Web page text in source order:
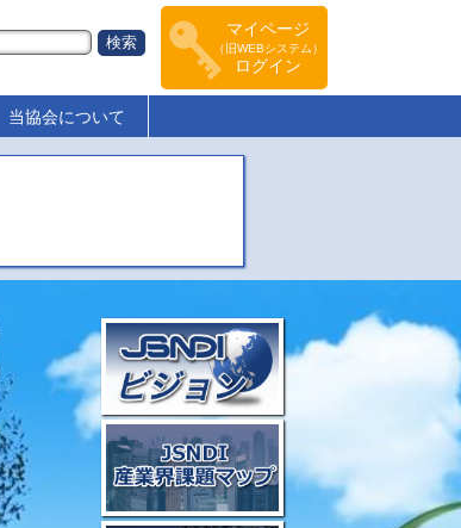
マイページ
（旧WEBシステム）
ログイン
当協会について